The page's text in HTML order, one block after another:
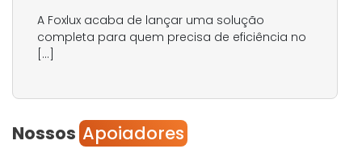
A Foxlux acaba de lançar uma solução
completa para quem precisa de eficiência no
[…]
Nossos Apoiadores